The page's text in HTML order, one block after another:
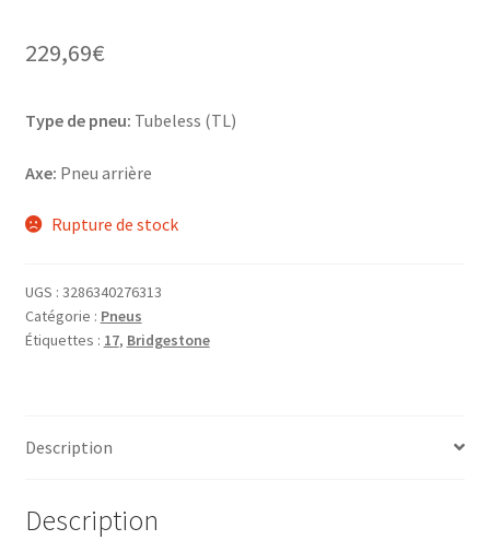
229,69€
Type de pneu: Tubeless (TL)
Axe: Pneu arrière
Rupture de stock
UGS : 3286340276313
Catégorie : Pneus
Étiquettes : 17, Bridgestone
Description
Description